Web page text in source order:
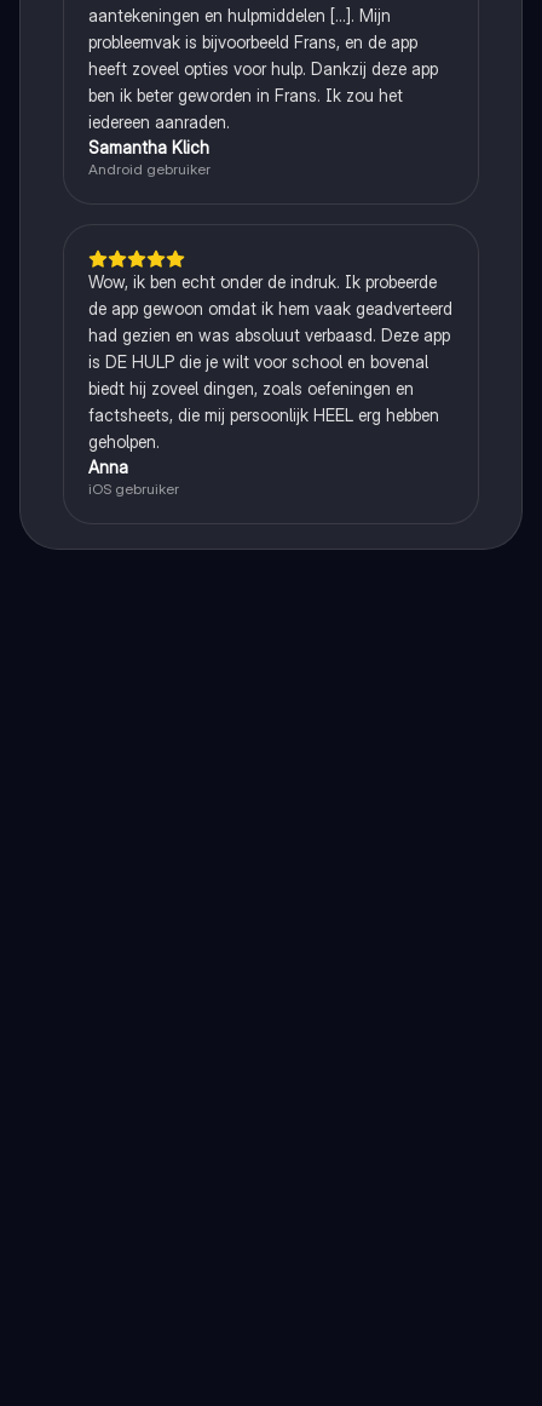
aantekeningen en hulpmiddelen [...]. Mijn
probleemvak is bijvoorbeeld Frans, en de app
heeft zoveel opties voor hulp. Dankzij deze app
ben ik beter geworden in Frans. Ik zou het
iedereen aanraden.
Samantha Klich
Android gebruiker
Wow, ik ben echt onder de indruk. Ik probeerde
de app gewoon omdat ik hem vaak geadverteerd
had gezien en was absoluut verbaasd. Deze app
is DE HULP die je wilt voor school en bovenal
biedt hij zoveel dingen, zoals oefeningen en
factsheets, die mij persoonlijk HEEL erg hebben
geholpen.
Anna
iOS gebruiker